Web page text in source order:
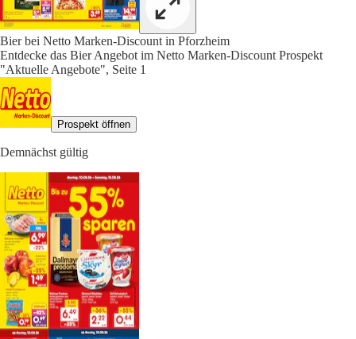
Bier bei Netto Marken-Discount in Pforzheim
Entdecke das Bier Angebot im Netto Marken-Discount Prospekt
"Aktuelle Angebote", Seite 1
Prospekt öffnen
Demnächst gültig